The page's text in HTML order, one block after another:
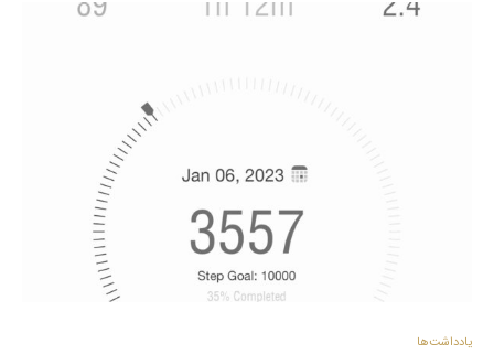
یادداشت‌ها